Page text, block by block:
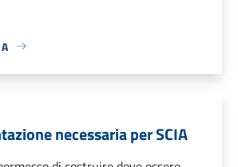
necessaria per SCIA